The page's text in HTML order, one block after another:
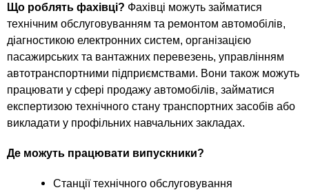
i
n
f
o
е
н
и
й
Що роблять фахівці? Фахівці можуть займатися
технічним обслуговуванням та ремонтом автомобілів,
діагностикою електронних систем, організацією
пасажирських та вантажних перевезень, управлінням
автотранспортними підприємствами. Вони також можуть
працювати у сфері продажу автомобілів, займатися
експертизою технічного стану транспортних засобів або
викладати у профільних навчальних закладах.
Де можуть працювати випускники?
Станції технічного обслуговування